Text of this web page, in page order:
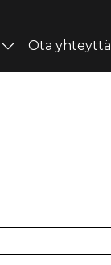
Ota yhteyttä